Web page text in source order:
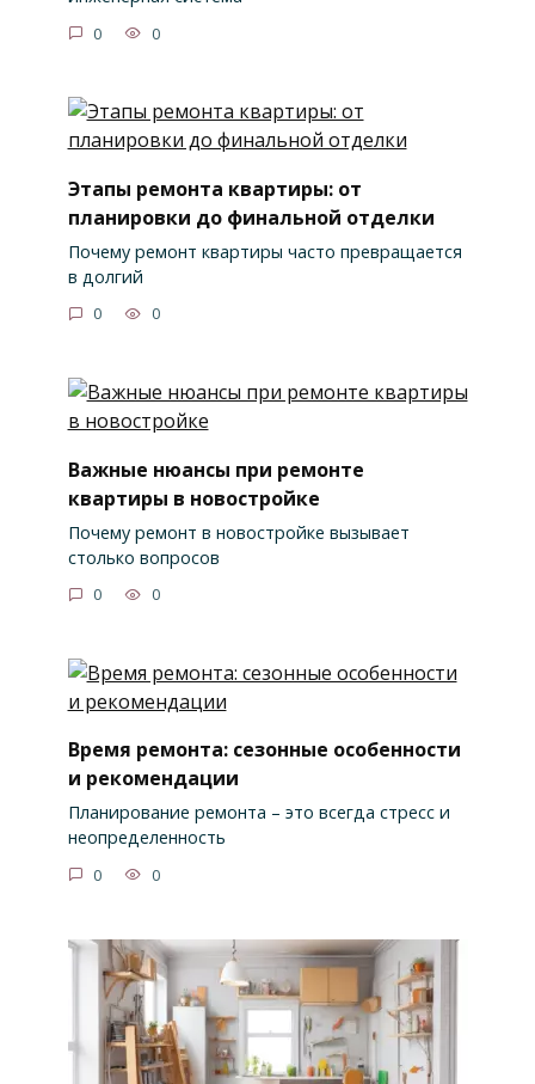
0 0
Этапы ремонта квартиры: от
планировки до финальной отделки
Почему ремонт квартиры часто превращается
в долгий
0 0
Важные нюансы при ремонте
квартиры в новостройке
Почему ремонт в новостройке вызывает
столько вопросов
0 0
Время ремонта: сезонные особенности
и рекомендации
Планирование ремонта – это всегда стресс и
неопределенность
0 0